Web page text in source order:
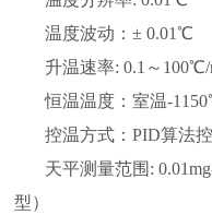
温度波动：± 0.0
升温速率: 0.1～ 100℃/
恒温温度 ：室温-1 1
控温方式：PID算法控
天平测量范围:0.01mg
型）